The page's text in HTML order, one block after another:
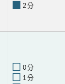
2分
0分
1分